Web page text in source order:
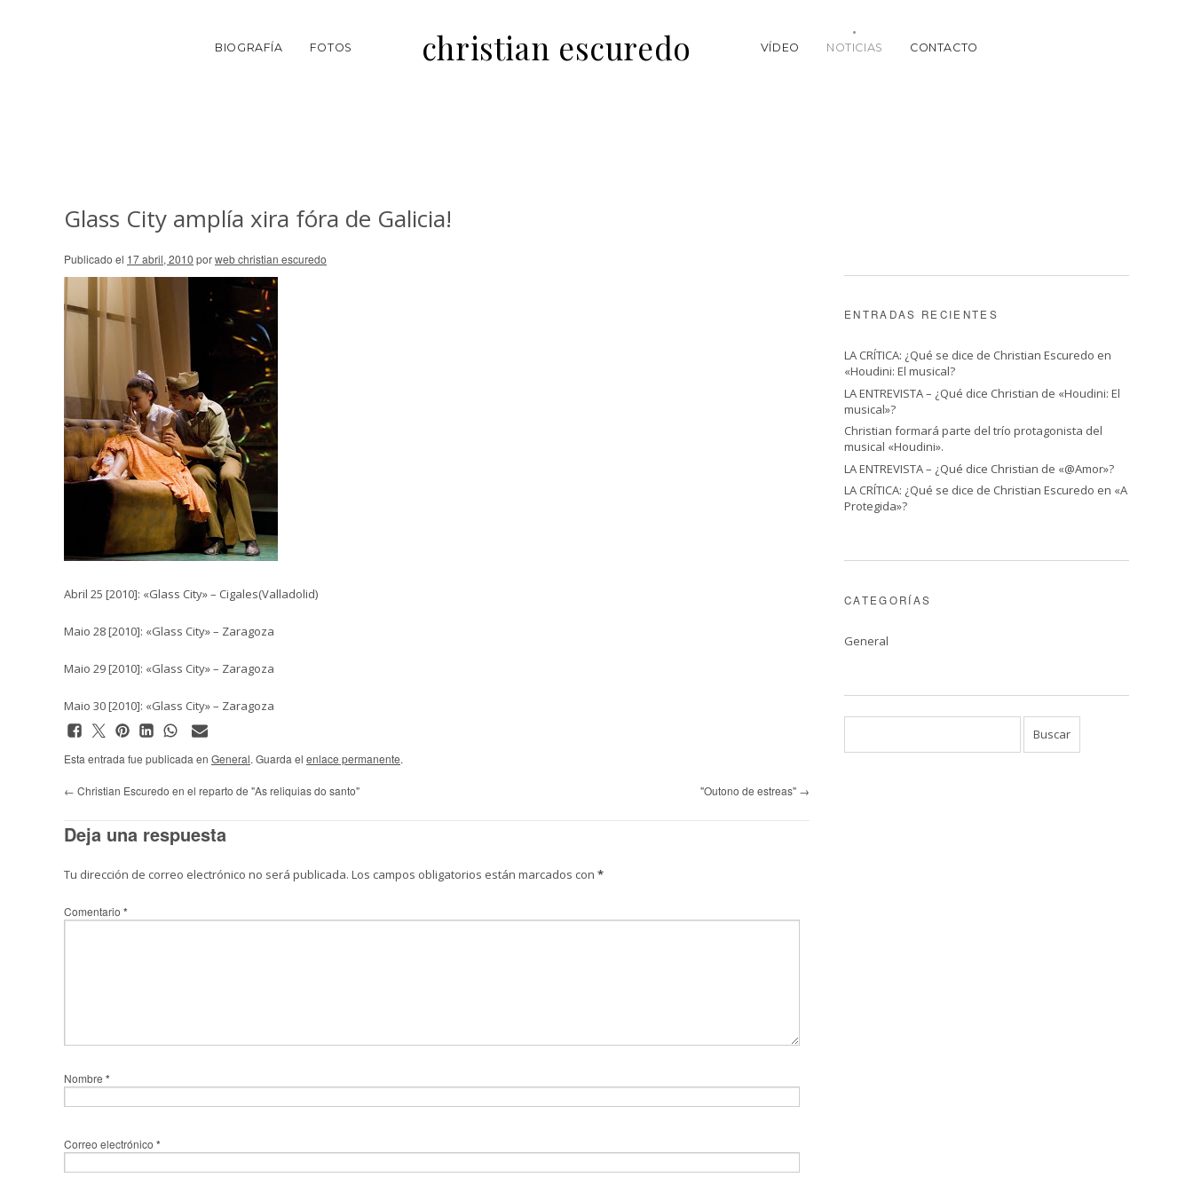
BIOGRAFÍA FOTOS christian escuredo VÍDEO NOTICIAS CONTACTO
Glass City amplía xira fóra de Galicia!
Publicado el 17 abril, 2010 porweb christian escuredo
Abril 25 [2010]: «Glass City» – Cigales(Valladolid)
Maio 28 [2010]: «Glass City» – Zaragoza
Maio 29 [2010]: «Glass City» – Zaragoza
Maio 30 [2010]: «Glass City» – Zaragoza
Esta entrada fue publicada en General. Guarda el enlace permanente.
← Christian Escuredo en el reparto de "As reliquias do santo" "Outono de estreas" →
Deja una respuesta
Tu dirección de correo electrónico no será publicada. Los campos obligatorios están marcados con *
Comentario *
Nombre *
Correo electrónico *
ENTRADAS RECIENTES
LA CRÍTICA: ¿Qué se dice de Christian Escuredo en
«Houdini: El musical?
LA ENTREVISTA – ¿Qué dice Christian de «Houdini: El
musical»?
Christian formará parte del trío protagonista del
musical «Houdini».
LA ENTREVISTA – ¿Qué dice Christian de «@Amor»?
LA CRÍTICA: ¿Qué se dice de Christian Escuredo en «A
Protegida»?
CATEGORÍAS
General